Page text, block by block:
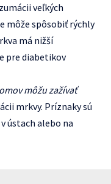
veľkých
môže spôsobiť rýchly
má nižší
pre diabetikov
môžu zažívať
mrkvy. Príznaky sú
ústach alebo na